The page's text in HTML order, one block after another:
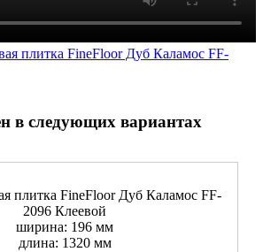
плитка FineFloor Дуб Каламос FF-
в следующих вариантах
плитка FineFloor Дуб Каламос FF-
2096 Клеевой
ширина: 196 мм
длина: 1320 мм